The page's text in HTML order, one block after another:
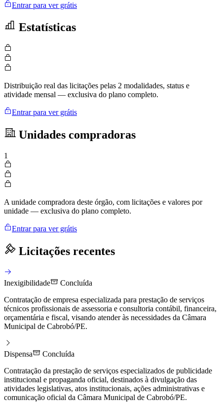
Entrar para ver grátis
Estatísticas
Distribuição real das licitações pelas 2 modalidades, status e
atividade mensal — exclusiva do plano completo.
Entrar para ver grátis
Unidades compradoras
1
A unidade compradora deste órgão, com licitações e valores por
unidade — exclusiva do plano completo.
Entrar para ver grátis
Licitações recentes
Inexigibilidade
Concluída
Contratação de empresa especializada para prestação de serviços
técnicos profissionais de assessoria e consultoria contábil, financeira,
orçamentária e fiscal, visando atender às necessidades da Câmara
Municipal de Cabrobó/PE.
Dispensa
Concluída
Contratação da prestação de serviços especializados de publicidade
institucional e propaganda oficial, destinados à divulgação das
atividades legislativas, atos institucionais, ações administrativas e
comunicação oficial da Câmara Municipal de Cabrobó/PE.